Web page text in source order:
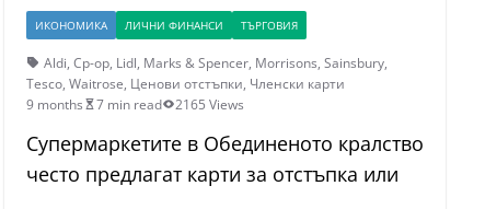
ИКОНОМИКА ЛИЧНИ ФИНАНСИ ТЪРГОВИЯ
Aldi, Cp-op, Lidl, Marks & Spencer, Morrisons, Sainsbury,
Tesco, Waitrose, Ценови отстъпки, Членски карти
9 months
7 min read 2165 Views
Супермаркетите в Обединеното кралство
често предлагат карти за отстъпка или